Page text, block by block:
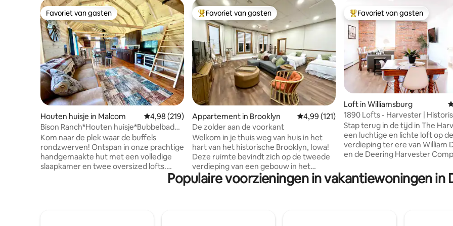
Favoriet van gasten
Favoriet van gasten
Houten huisje in Malcom Gemiddelde beoordeling van 4,98 uit 5, 219 recensies
4,98 (219)
Bison Ranch*Houten huisje*Bubbelbad
met prachtig uitzicht
Kom naar de plek waar de buffels
rondzwerven! Ontspan in onze prachtige
handgemaakte hut met een volledige
slaapkamer en twee oversized lofts.
Maak een wandeling over een 1,6 mijl
pad naar America 's National Mammal te
Topfavoriet van gasten
Favoriet van gasten
Appartement in Brooklyn Gemiddelde beoordeling van 4,99 uit 5, 121
4,99 (121)
De zolder aan de voorkant
Welkom in je thuis weg van huis in het
hart van het historische Brooklyn, Iowa!
Deze ruimte bevindt zich op de tweede
verdieping van een gebouw in het
centrum en beschikt over een volledige
keuken, kantoorhoek, badkamer en een
Topfavoriet van gasten
Favoriet van gasten
Loft in Williamsburg
1890 Lofts - Harvester |
kingsize bedden
Stap terug in de tijd in The
een luchtige en lichte loft op
verdieping ter ere van William
en de Deering Harvester
opereerde. De loft is perfect
gezinnen die terugkeren naar
Populaire voorzieningen in vakantiewoningen in